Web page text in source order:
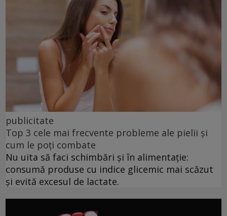
publicitate
Top 3 cele mai frecvente probleme ale pielii și
cum le poți combate
Nu uita să faci schimbări și în alimentație:
consumă produse cu indice glicemic mai scăzut
și evită excesul de lactate.